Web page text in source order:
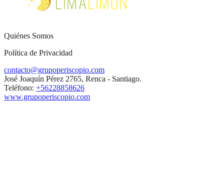
Quiénes Somos
Política de Privacidad
contacto@grupoperiscopio.com
José Joaquín Pérez 2765, Renca - Santiago.
Teléfono: +56228858626
www.grupoperiscopio.com